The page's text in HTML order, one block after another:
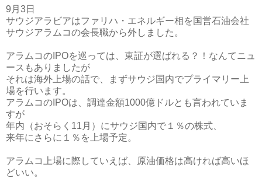
9月3日
サウジアラビアはファリハ・エネルギー相を国営石油会社
サウジアラムコの会長職から外しました。
アラムコのIPOを巡っては、東証が選ばれる？！なんてニュ
ースもありましたが
それは海外上場の話で、まずサウジ国内でプライマリー上
場を行います。
アラムコのIPOは、調達金額1000億ドルとも言われていま
すが
年内（おそらく11月）にサウジ国内で１％の株式、
来年にさらに１％を上場予定。
アラムコ上場に際していえば、原油価格は高ければ高いほ
どいい。